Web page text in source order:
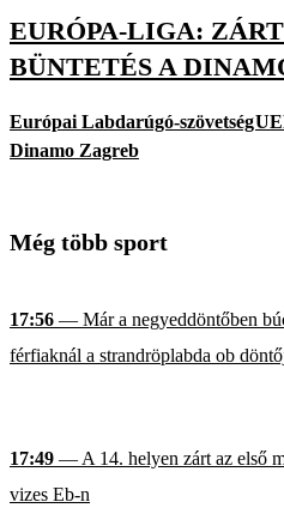
EURÓPA-LIGA:
BÜNTETÉS A
Európai Labdarúgó-szövetség
Dinamo Zagreb
Még több sport
17:56 — Már a negyeddöntőben
férfiaknál a strandröplabda ob
17:49 — A 14. helyen zárt az első
vizes Eb-n